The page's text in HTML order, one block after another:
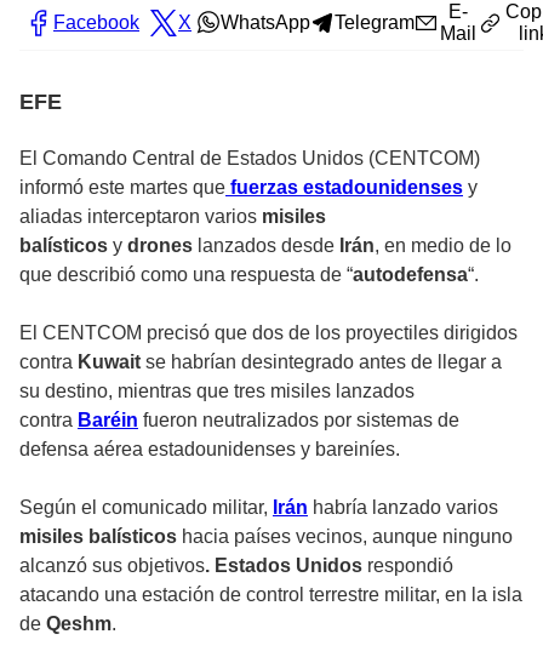
Facebook X WhatsApp Telegram
E-
Mail
EFE
El Comando Central de Estados Unidos (CENTCOM)
informó este martes que fuerzas estadounidenses y
aliadas interceptaron varios misiles
balísticos y drones lanzados desde Irán, en medio de lo
que describió como una respuesta de “autodefensa“.
El CENTCOM precisó que dos de los proyectiles dirigidos
contra Kuwait se habrían desintegrado antes de llegar a
su destino, mientras que tres misiles lanzados
contra Baréin fueron neutralizados por sistemas de
defensa aérea estadounidenses y bareiníes.
Según el comunicado militar, Irán habría lanzado varios
misiles balísticos hacia países vecinos, aunque ninguno
alcanzó sus objetivos. Estados Unidos respondió
atacando una estación de control terrestre militar, en la isla
de Qeshm.